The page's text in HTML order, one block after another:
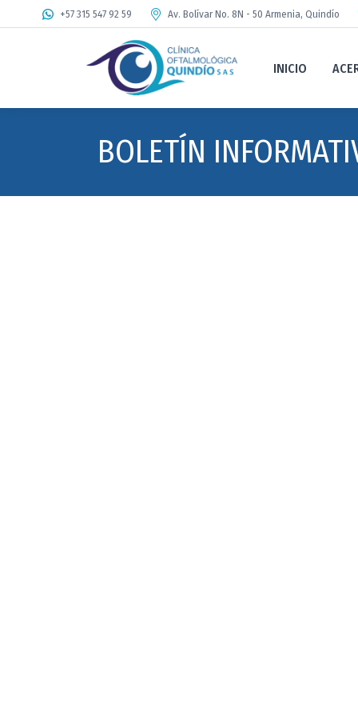
+57 315 547 92 59 Av. Bolívar No. 8N - 50 Armenia, Quindío
INICIO
BOLETÍN